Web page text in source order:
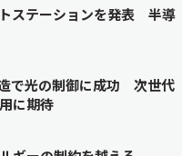
ステーションを発表 半導
で光の制御に成功 次世代
に期待